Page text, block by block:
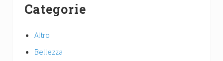
Sidebar
Categorie
Altro
Bellezza